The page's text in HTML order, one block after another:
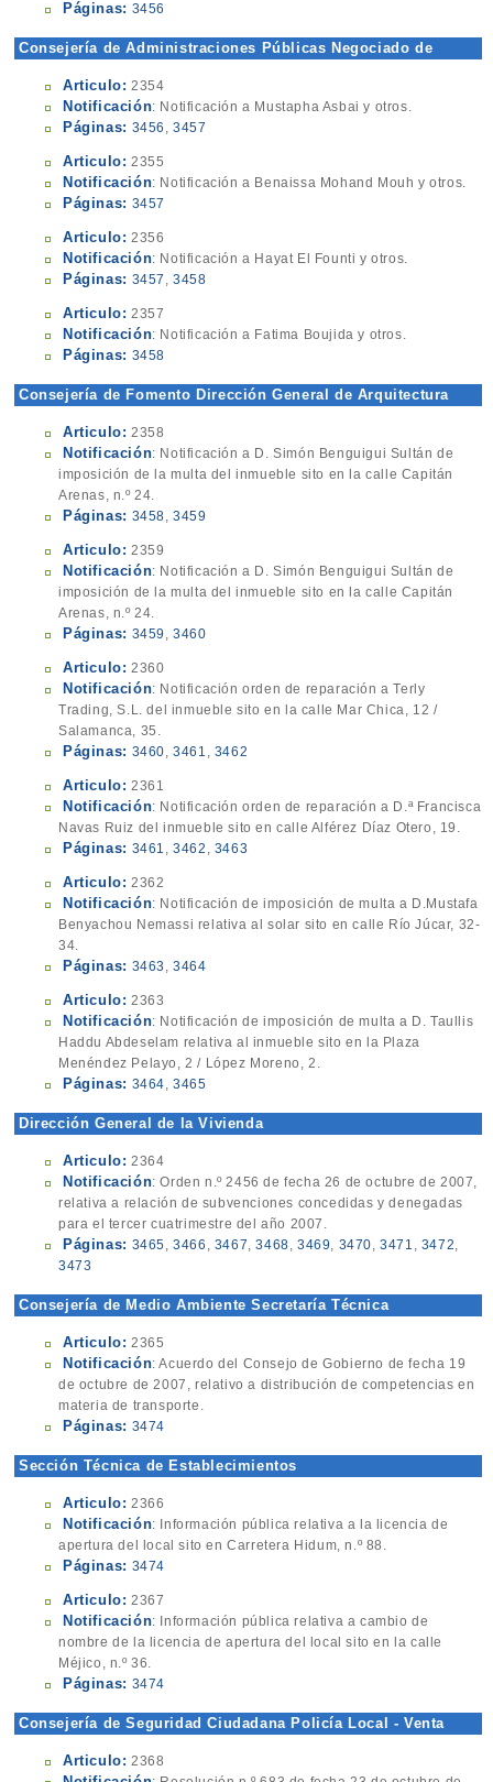
Páginas: 3456
Consejería de Administraciones Públicas Negociado de
Articulo: 2354
Notificación: Notificación a Mustapha Asbai y otros.
Páginas: 3456 ,3457
Articulo: 2355
Notificación: Notificación a Benaissa Mohand Mouh y otros.
Páginas: 3457
Articulo: 2356
Notificación: Notificación a Hayat El Founti y otros.
Páginas: 3457 ,3458
Articulo: 2357
Notificación: Notificación a Fatima Boujida y otros.
Páginas: 3458
Consejería de Fomento Dirección General de Arquitectura
Articulo: 2358
Notificación: Notificación a D. Simón Benguigui Sultán de
imposición de la multa del inmueble sito en la calle Capitán
Arenas, n.º 24.
Páginas: 3458,3459
Articulo: 2359
Notificación: Notificación a D. Simón Benguigui Sultán de
imposición de la multa del inmueble sito en la calle Capitán
Arenas, n.º 24.
Páginas: 3459 ,3460
Articulo: 2360
Notificación: Notificación orden de reparación a Terly
Trading, S.L. del inmueble sito en la calle Mar Chica, 12 /
Salamanca, 35.
Páginas: 3460,3461 , 3462
Articulo: 2361
Notificación: Notificación orden de reparación a D.ª Francisca
Navas Ruiz del inmueble sito en calle Alférez Díaz Otero, 19.
Páginas: 3461 ,3462 , 3463
Articulo: 2362
Notificación: Notificación de imposición de multa a D.Mustafa
Benyachou Nemassi relativa al solar sito en calle Río Júcar, 32-
34.
Páginas: 3463 ,3464
Articulo: 2363
Notificación: Notificación de imposición de multa a D. Taullis
Haddu Abdeselam relativa al inmueble sito en la Plaza
Menéndez Pelayo, 2 / López Moreno, 2.
Páginas: 3464,3465
Dirección General de la Vivienda
Articulo: 2364
Notificación: Orden n.º 2456 de fecha 26 de octubre de 2007,
relativa a relación de subvenciones concedidas y denegadas
para el tercer cuatrimestre del año 2007.
Páginas: 3465,3466 , 3467,3468, 3469, 3470,3471 , 3472,
3473
Consejería de Medio Ambiente Secretaría Técnica
Articulo: 2365
Notificación: Acuerdo del Consejo de Gobierno de fecha 19
de octubre de 2007, relativo a distribución de competencias en
materia de transporte.
Páginas: 3474
Sección Técnica de Establecimientos
Articulo: 2366
Notificación: Información pública relativa a la licencia de
apertura del local sito en Carretera Hidum, n.º 88.
Páginas: 3474
Articulo: 2367
Notificación: Información pública relativa a cambio de
nombre de la licencia de apertura del local sito en la calle
Méjico, n.º 36.
Páginas: 3474
Consejería de Seguridad Ciudadana Policía Local - Venta
Articulo: 2368